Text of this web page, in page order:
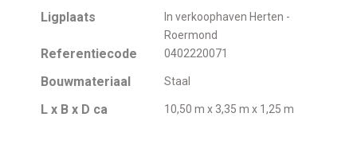
Ligplaats
In verkoophaven Herten -
Roermond
Referentiecode 0402220071
Bouwmateriaal Staal
L x B x D ca 10,50 m x 3,35 m x 1,25 m